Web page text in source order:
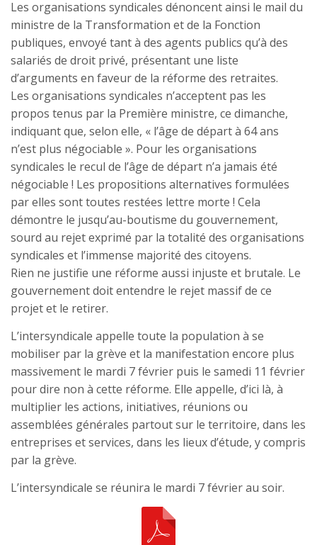
Les organisations syndicales dénoncent ainsi le mail du
ministre de la Transformation et de la Fonction
publiques, envoyé tant à des agents publics qu’à des
salariés de droit privé, présentant une liste
d’arguments en faveur de la réforme des retraites.
Les organisations syndicales n’acceptent pas les
propos tenus par la Première ministre, ce dimanche,
indiquant que, selon elle, « l’âge de départ à 64 ans
n’est plus négociable ». Pour les organisations
syndicales le recul de l’âge de départ n’a jamais été
négociable ! Les propositions alternatives formulées
par elles sont toutes restées lettre morte ! Cela
démontre le jusqu’au-boutisme du gouvernement,
sourd au rejet exprimé par la totalité des organisations
syndicales et l’immense majorité des citoyens.
Rien ne justifie une réforme aussi injuste et brutale. Le
gouvernement doit entendre le rejet massif de ce
projet et le retirer.
L’intersyndicale appelle toute la population à se
mobiliser par la grève et la manifestation encore plus
massivement le mardi 7 février puis le samedi 11 février
pour dire non à cette réforme. Elle appelle, d’ici là, à
multiplier les actions, initiatives, réunions ou
assemblées générales partout sur le territoire, dans les
entreprises et services, dans les lieux d’étude, y compris
par la grève.
L’intersyndicale se réunira le mardi 7 février au soir.